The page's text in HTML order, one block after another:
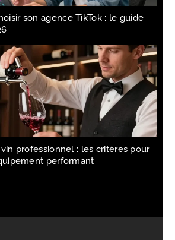
son agence TikTok : le guide
professionnel : les critères pour
performant